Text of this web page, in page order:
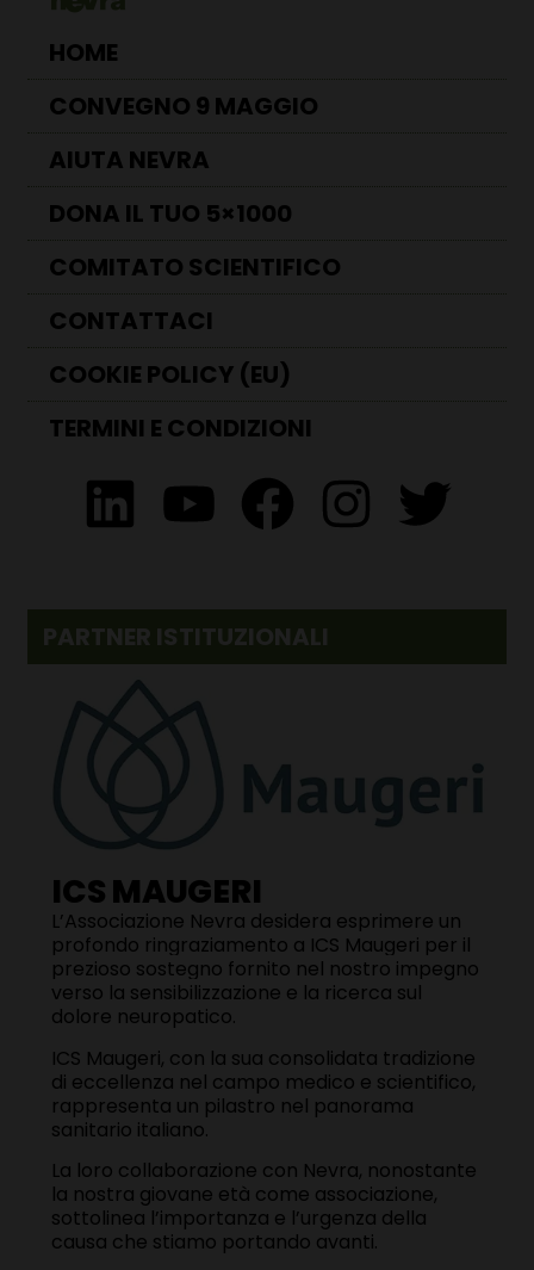
HOME
CONVEGNO 9 MAGGIO
AIUTA NEVRA
DONA IL TUO 5×1000
COMITATO SCIENTIFICO
CONTATTACI
COOKIE POLICY (EU)
TERMINI E CONDIZIONI
PARTNER ISTITUZIONALI
ICS MAUGERI
L’Associazione Nevra desidera esprimere un
profondo ringraziamento a ICS Maugeri per il
prezioso sostegno fornito nel nostro impegno
verso la sensibilizzazione e la ricerca sul
dolore neuropatico.
ICS Maugeri, con la sua consolidata tradizione
di eccellenza nel campo medico e scientifico,
rappresenta un pilastro nel panorama
sanitario italiano.
La loro collaborazione con Nevra, nonostante
la nostra giovane età come associazione,
sottolinea l’importanza e l’urgenza della
causa che stiamo portando avanti.